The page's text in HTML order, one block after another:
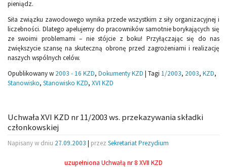
pieniądz.
Siła związku zawodowego wynika przede wszystkim z siły organizacyjnej i
liczebności. Dlatego apelujemy do pracowników samotnie borykających się
ze swoimi problemami – nie stójcie z boku! Przyłączając się do nas
zwiększycie szansę na skuteczną obronę przed zagrożeniami i realizację
naszych wspólnych celów.
Opublikowany w 2003 - 16 KZD, Dokumenty KZD | Tagi 1/2003, 2003, KZD,
Stanowisko, Stanowisko KZD, XVI KZD
Uchwała XVI KZD nr 11/2003 ws. przekazywania składki
członkowskiej
Napisany w dniu 27.09.2003 | przez Sekretariat Prezydium
uzupełniona Uchwałą nr 8 XVII KZD